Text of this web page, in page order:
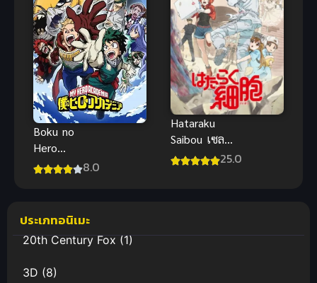
Boku no
Hero
Academia 48.0
Hataraku
Saibou เซลล์
ขยันพันธุ์เดือด
25.0
ประเภทอนิเมะ
20th Century Fox(1)
3D (8)